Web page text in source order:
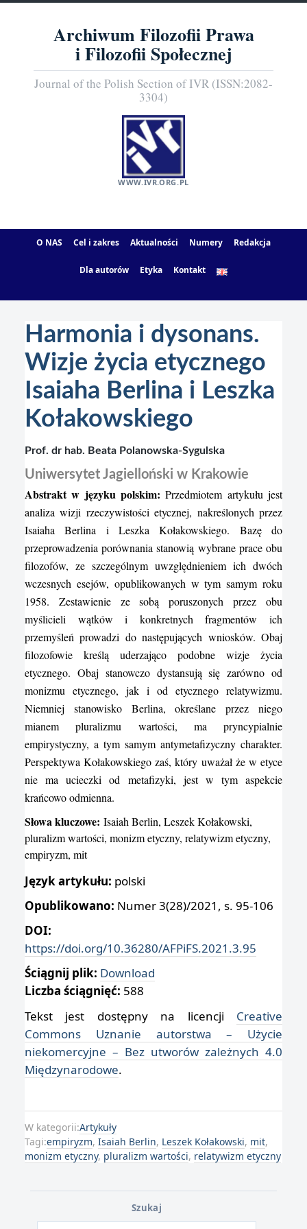
Archiwum Filozofii Prawa
i Filozofii Społecznej
Journal of the Polish Section of IVR (ISSN:2082-
3304)
WWW.IVR.ORG.PL
O NAS Cel i zakres Aktualności Numery Redakcja
Dla autorów Etyka Kontakt
Harmonia i dysonans.
Wizje życia etycznego
Isaiaha Berlina i Leszka
Kołakowskiego
Prof. dr hab. Beata Polanowska-Sygulska
Uniwersytet Jagielloński w Krakowie
Abstrakt w języku polskim:Przedmiotem artykułu jest
analiza wizji rzeczywistości etycznej, nakreślonych przez
Isaiaha Berlina i Leszka Kołakowskiego. Bazę do
przeprowadzenia porównania stanowią wybrane prace obu
filozofów, ze szczególnym uwzględnieniem ich dwóch
wczesnych esejów, opublikowanych w tym samym roku
1958. Zestawienie ze sobą poruszonych przez obu
myślicieli wątków i konkretnych fragmentów ich
przemyśleń prowadzi do następujących wniosków. Obaj
filozofowie kreślą uderzająco podobne wizje życia
etycznego. Obaj stanowczo dystansują się zarówno od
monizmu etycznego, jak i od etycznego relatywizmu.
Niemniej stanowisko Berlina, określane przez niego
mianem pluralizmu wartości, ma pryncypialnie
empirystyczny, a tym samym antymetafizyczny charakter.
Perspektywa Kołakowskiego zaś, który uważał że w etyce
nie ma ucieczki od metafizyki, jest w tym aspekcie
krańcowo odmienna.
Słowa kluczowe: Isaiah Berlin, Leszek Kołakowski,
pluralizm wartości, monizm etyczny, relatywizm etyczny,
empiryzm, mit
Język artykułu: polski
Opublikowano: Numer 3(28)/2021, s. 95-106
DOI:
https://doi.org/10.36280/AFPiFS.2021.3.95
Ściągnij plik: Download
Liczba ściągnięć: 588
Tekst jest dostępny na licencji Creative
Commons Uznanie autorstwa – Użycie
niekomercyjne – Bez utworów zależnych 4.0
Międzynarodowe.
W kategorii:Artykuły
Tagi:empiryzm, Isaiah Berlin, Leszek Kołakowski, mit,
monizm etyczny, pluralizm wartości, relatywizm etyczny
Szukaj